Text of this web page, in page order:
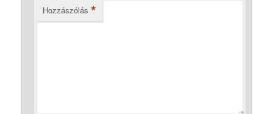
Hozzászólás *